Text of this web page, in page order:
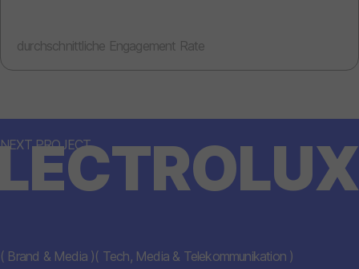
durchschnittliche Engagement Rate
NEXT PROJECT
( Brand & Media )( Tech, Media & Telekommunikation )